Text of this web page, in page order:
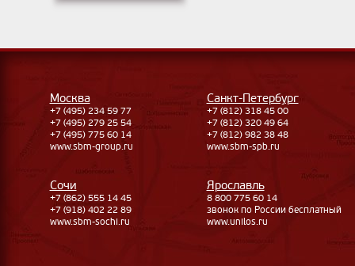
Mосква
+7 (495) 234 59 77
+7 (495) 279 25 54
+7 (495) 775 60 14
www.sbm-group.ru
Санкт-Петербург
+7 (812) 318 45 00
+7 (812) 320 49 64
+7 (812) 982 38 48
www.sbm-spb.ru
Сочи
+7 (862) 555 14 45
+7 (918) 402 22 89
www.sbm-sochi.ru
Ярославль
8 800 775 60 14
звонок по России бесплатный
www.unilos.ru